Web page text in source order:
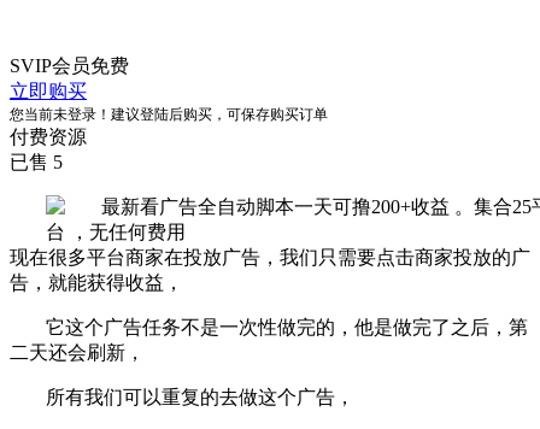
SVIP会员免费
立即购买
您当前未登录！建议登陆后购买，可保存购买订单
付费资源
已售 5
现在很多平台商家在投放广告，我们只需要点击商家投放的广
告，就能获得收益，
它这个广告任务不是一次性做完的，他是做完了之后，第
二天还会刷新，
所有我们可以重复的去做这个广告，